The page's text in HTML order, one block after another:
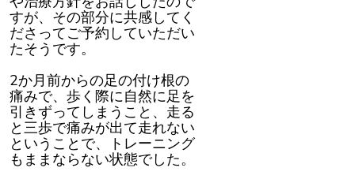
すが、その部分に共感してく
ださってご予約していただい
たそうです。
2か月前からの足の付け根の
痛みで、歩く際に自然に足を
引きずってしまうこと、走る
と三歩で痛みが出て走れない
ということで、トレーニング
もままならない状態でした。